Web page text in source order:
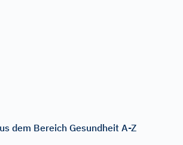
dem Bereich Gesundheit A-Z